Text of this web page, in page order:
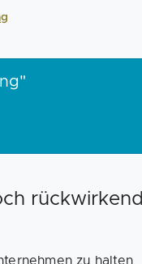
rückwirkend
zu halten